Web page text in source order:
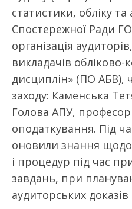
статистики, обліку
Спостережної Ради
організація
викладачів
дисциплін» (ПО АБВ),
заходу: Каменська
Голова АПУ,
оподаткування. Під
оновили знання щодо
і процедур під час
завдань, при
аудиторських